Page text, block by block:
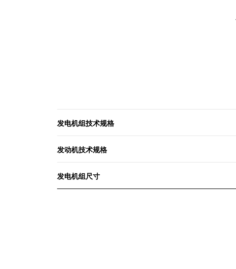
发电机组技术规格
发动机技术规格
发电机组尺寸